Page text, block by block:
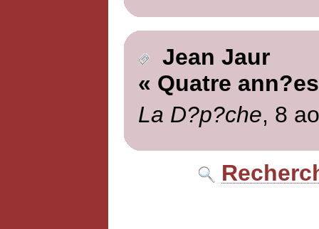
Jean Jaur
« Quatre
La D?p?che, 8